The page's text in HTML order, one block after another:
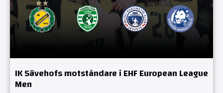
IK Sävehofs motståndare i EHF European League
Men